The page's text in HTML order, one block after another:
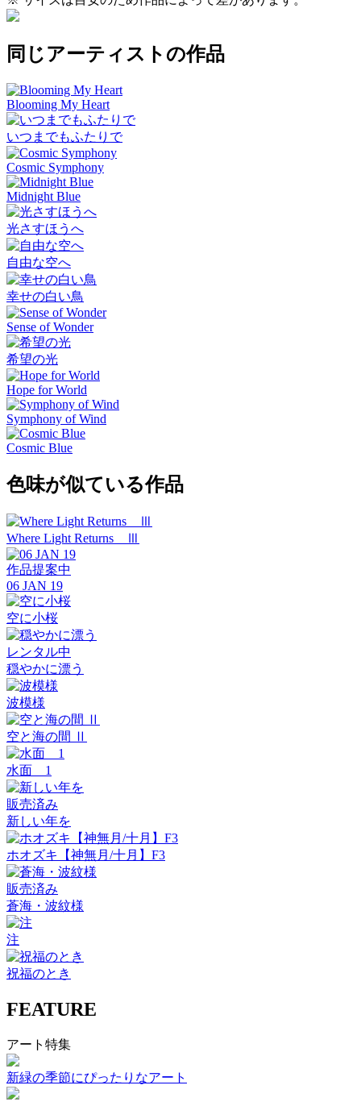
同じアーティストの作品
Blooming My Heart
いつまでもふたりで
Cosmic Symphony
Midnight Blue
光さすほうへ
自由な空へ
幸せの白い鳥
Sense of Wonder
希望の光
Hope for World
Symphony of Wind
Cosmic Blue
色味が似ている作品
Where Light Returns Ⅲ
作品提案中
06 JAN 19
空に小桜
レンタル中
穏やかに漂う
波模様
空と海の間 Ⅱ
水面 1
販売済み
新しい年を
ホオズキ【神無月/十月】F3
販売済み
蒼海・波紋様
注
祝福のとき
FEATURE
アート特集
新緑の季節にぴったりなアート